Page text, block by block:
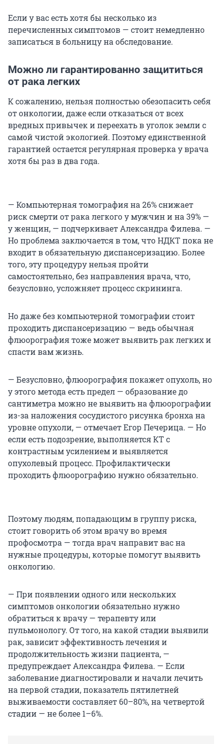
Если у вас есть хотя бы несколько из
перечисленных симптомов — стоит немедленно
записаться в больницу на обследование.
Можно ли гарантированно защититься
от рака легких
К сожалению, нельзя полностью обезопасить себя
от онкологии, даже если отказаться от всех
вредных привычек и переехать в уголок земли с
самой чистой экологией. Поэтому единственной
гарантией остается регулярная проверка у врача
хотя бы раз в два года.
— Компьютерная томография на 26% снижает
риск смерти от рака легкого у мужчин и на 39% —
у женщин, — подчеркивает Александра Филева. —
Но проблема заключается в том, что НДКТ пока не
входит в обязательную диспансеризацию. Более
того, эту процедуру нельзя пройти
самостоятельно, без направления врача, что,
безусловно, усложняет процесс скрининга.
Но даже без компьютерной томографии стоит
проходить диспансеризацию — ведь обычная
флюорография тоже может выявить рак легких и
спасти вам жизнь.
— Безусловно, флюорография покажет опухоль, но
у этого метода есть предел — образование до
сантиметра можно не выявить на флюорографии
из-за наложения сосудистого рисунка бронха на
уровне опухоли, — отмечает Егор Печерица. — Но
если есть подозрение, выполняется КТ с
контрастным усилением и выявляется
опухолевый процесс. Профилактически
проходить флюорографию нужно обязательно.
Поэтому людям, попадающим в группу риска,
стоит говорить об этом врачу во время
профосмотра — тогда врач направит вас на
нужные процедуры, которые помогут выявить
онкологию.
— При появлении одного или нескольких
симптомов онкологии обязательно нужно
обратиться к врачу — терапевту или
пульмонологу. От того, на какой стадии выявили
рак, зависит эффективность лечения и
продолжительность жизни пациента, —
предупреждает Александра Филева. — Если
заболевание диагностировали и начали лечить
на первой стадии, показатель пятилетней
выживаемости составляет 60–80%, на четвертой
стадии — не более 1–6%.